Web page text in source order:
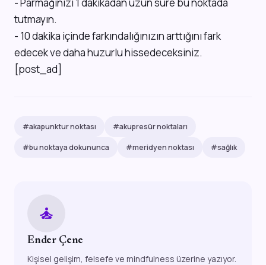
tutmayın.
- 10 dakika içinde farkındalığınızın arttığını fark
edecek ve daha huzurlu hissedeceksiniz.
[post_ad]
#akapunktur noktası #akupresür noktaları
#bu noktaya dokununca #meridyen noktası #sağlık
self_improvement
Ender Çene
Kişisel gelişim, felsefe ve mindfulness üzerine yazıyor.